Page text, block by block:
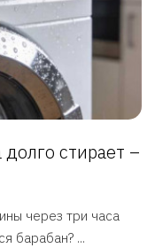
стирает –
через три часа
барабан? ...